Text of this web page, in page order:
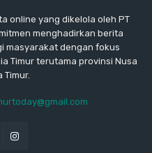
online yang dikelola oleh PT
menghadirkan berita
masyarakat dengan fokus
Timur terutama provinsi Nusa
Timur.